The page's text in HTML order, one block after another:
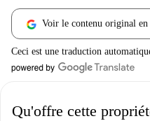
Voir le contenu original en
Ceci est une traduction
Qu'offre cette